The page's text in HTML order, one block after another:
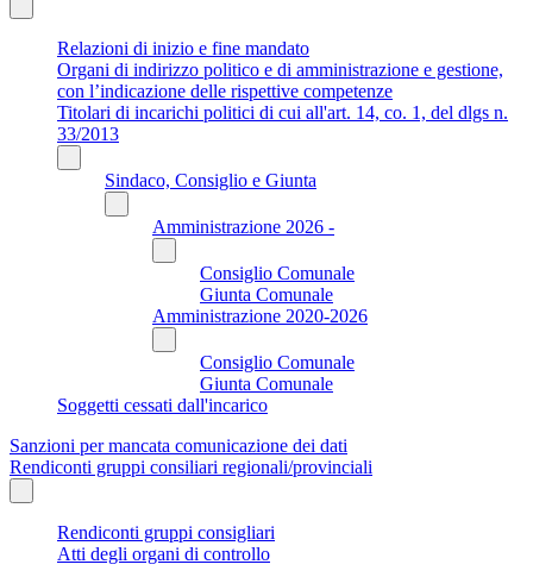
Relazioni di inizio e fine mandato
Organi di indirizzo politico e di amministrazione e gestione,
con l’indicazione delle rispettive competenze
Titolari di incarichi politici di cui all'art. 14, co. 1, del dlgs n.
33/2013
Sindaco, Consiglio e Giunta
Amministrazione 2026 -
Consiglio Comunale
Giunta Comunale
Amministrazione 2020-2026
Consiglio Comunale
Giunta Comunale
Soggetti cessati dall'incarico
Sanzioni per mancata comunicazione dei dati
Rendiconti gruppi consiliari regionali/provinciali
Rendiconti gruppi consigliari
Atti degli organi di controllo